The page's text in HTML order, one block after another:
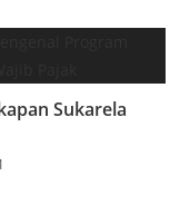
Sukarela